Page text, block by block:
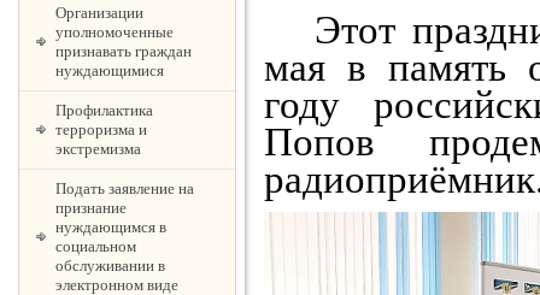
Организации
уполномоченные
признавать граждан
нуждающимися
Профилактика
терроризма и
экстремизма
Подать заявление на
признание
нуждающимся в
социальном
обслуживании в
электронном виде
Этот
мая в память
году
Попов